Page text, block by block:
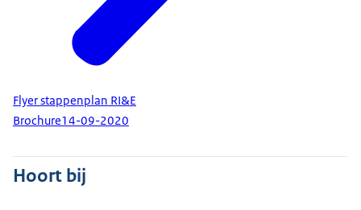
Flyer stappenplan RI&E
Brochure14-09-2020
Hoort bij